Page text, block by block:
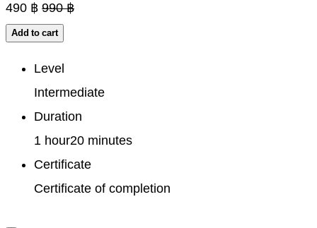
490 ฿ 990฿
Add to cart
Level
Intermediate
Duration
1 hour20 minutes
Certificate
Certificate of completion